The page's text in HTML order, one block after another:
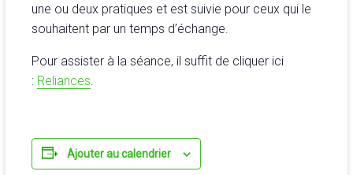
une ou deux pratiques et est suivie pour ceux qui le
souhaitent par un temps d’échange.
Pour assister à la séance, il suffit de cliquer ici
: Reliances
Ajouter au calendrier